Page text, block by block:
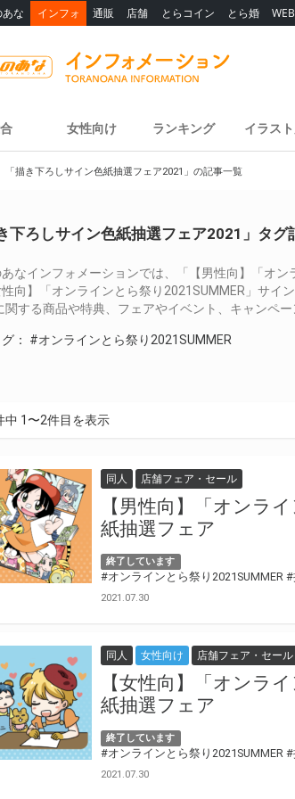
あな インフォ 通販 店舗 とらコイン とら婚
女性向け ランキング イラス
「描き下ろしサイン色紙抽選フェア2021」の記事一覧
下ろしサイン色紙抽選フェア2021」タグ
あなインフォメーションでは、「【男性向】「オ
性向】「オンラインとら祭り2021SUMMER」サ
関する商品や特典、フェアやイベント、キャンペ
： #オンラインとら祭り2021SUMMER
中 1〜2件目を表示
同人 店舗フェア・セール
【男性向】「オンラ
紙抽選フェア
終了しています
#オンラインとら祭り2021SUMMER #
2021.07.30
同人 女性向け 店舗フェア・セール
【女性向】「オンラ
紙抽選フェア
終了しています
#オンラインとら祭り2021SUMMER #
2021.07.30